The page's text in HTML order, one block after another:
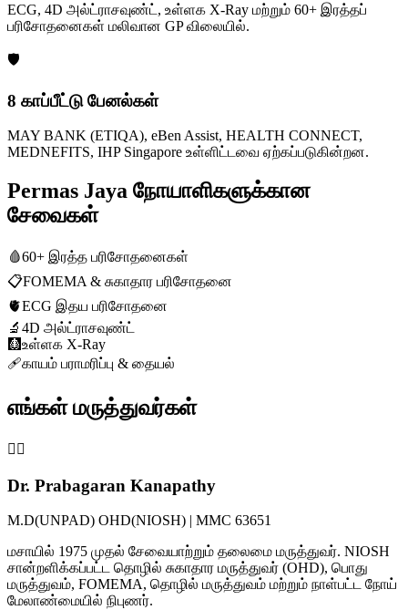
ECG, 4D அல்ட்ராசவுண்ட், உள்ளக X-Ray மற்றும் 60+ இரத்தப்
பரிசோதனைகள் மலிவான GP விலையில்.
🛡️
8 காப்பீட்டு பேனல்கள்
MAY BANK (ETIQA), eBen Assist, HEALTH CONNECT,
MEDNEFITS, IHP Singapore உள்ளிட்டவை ஏற்கப்படுகின்றன.
Permas Jaya நோயாளிகளுக்கான
சேவைகள்
🩸60+ இரத்த பரிசோதனைகள்
📋FOMEMA & சுகாதார பரிசோதனை
🫀ECG இதய பரிசோதனை
🔬 4D அல்ட்ராசவுண்ட்
🩻உள்ளக X-Ray
🩹காயம் பராமரிப்பு & தையல்
எங்கள் மருத்துவர்கள்
👨‍⚕️
Dr. Prabagaran Kanapathy
M.D(UNPAD) OHD(NIOSH) | MMC 63651
மசாயில் 1975 முதல் சேவையாற்றும் தலைமை மருத்துவர். NIOSH
சான்றளிக்கப்பட்ட தொழில் சுகாதார மருத்துவர் (OHD), பொது
மருத்துவம், FOMEMA, தொழில் மருத்துவம் மற்றும் நாள்பட்ட நோய்
மேலாண்மையில் நிபுணர்.